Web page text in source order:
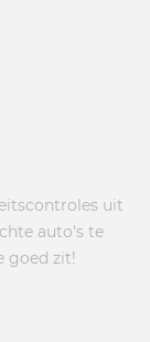
uit
auto's te
goed zit!